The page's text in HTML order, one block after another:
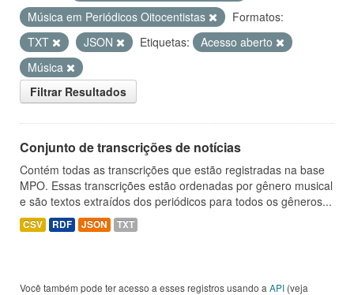
Música em Periódicos Oitocentistas
Formatos:
TXT
JSON Etiquetas:
Acesso aberto
Música
Filtrar Resultados
Conjunto de transcrições de notícias
Contém todas as transcrições que estão registradas na base
MPO. Essas transcrições estão ordenadas por gênero musical
e são textos extraídos dos periódicos para todos os gêneros...
CSV RDF JSON TXT
Você também pode ter acesso a esses registros usando a API (veja